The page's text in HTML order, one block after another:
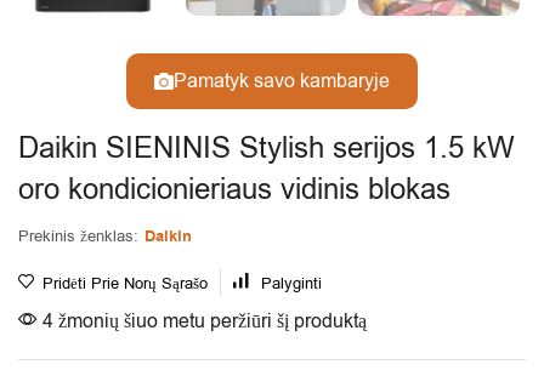
Pamatyk savo kambaryje
Daikin SIENINIS Stylish serijos 1.5 kW
oro kondicionieriaus vidinis blokas
Prekinis ženklas: Daikin
Pridėti Prie Norų Sąrašo Palyginti
4 žmonių šiuo metu peržiūri šį produktą